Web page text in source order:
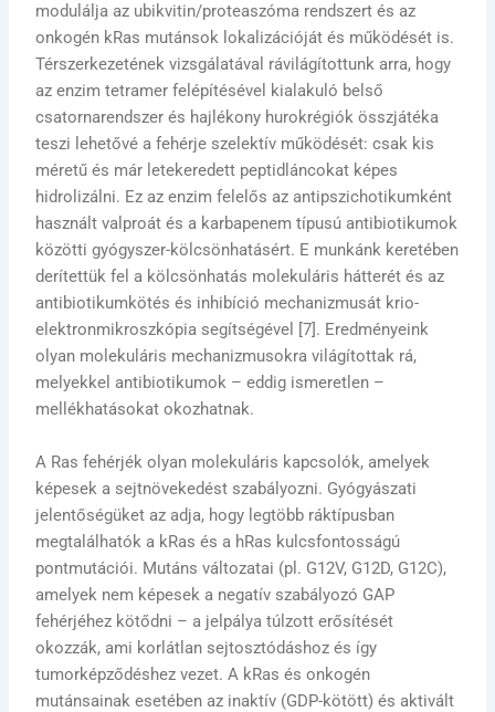
modulálja az ubikvitin/proteaszóma rendszert és az
onkogén kRas mutánsok lokalizációját és működését is.
Térszerkezetének vizsgálatával rávilágítottunk arra, hogy
az enzim tetramer felépítésével kialakuló belső
csatornarendszer és hajlékony hurokrégiók összjátéka
teszi lehetővé a fehérje szelektív működését: csak kis
méretű és már letekeredett peptidláncokat képes
hidrolizálni. Ez az enzim felelős az antipszichotikumként
használt valproát és a karbapenem típusú antibiotikumok
közötti gyógyszer-kölcsönhatásért. E munkánk keretében
derítettük fel a kölcsönhatás molekuláris hátterét és az
antibiotikumkötés és inhibíció mechanizmusát krio-
elektronmikroszkópia segítségével [7]. Eredményeink
olyan molekuláris mechanizmusokra világítottak rá,
melyekkel antibiotikumok – eddig ismeretlen –
mellékhatásokat okozhatnak.
A Ras fehérjék olyan molekuláris kapcsolók, amelyek
képesek a sejtnövekedést szabályozni. Gyógyászati
jelentőségüket az adja, hogy legtöbb ráktípusban
megtalálhatók a kRas és a hRas kulcsfontosságú
pontmutációi. Mutáns változatai (pl. G12V, G12D, G12C),
amelyek nem képesek a negatív szabályozó GAP
fehérjéhez kötődni – a jelpálya túlzott erősítését
okozzák, ami korlátlan sejtosztódáshoz és így
tumorképződéshez vezet. A kRas és onkogén
mutánsainak esetében az inaktív (GDP-kötött) és aktivált